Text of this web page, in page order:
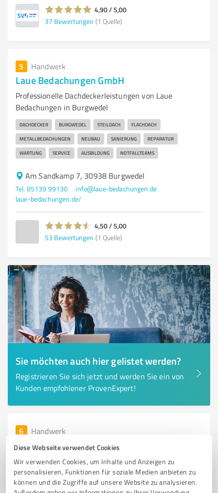
Diese Webseite verwendet Cookies
Wir verwenden Cookies, um Inhalte und Anzeigen zu
personalisieren, Funktionen für soziale Medien anbieten zu
können und die Zugriffe auf unsere Website zu analysieren.
4,90 / 5,00
37 Bewertungen (1 Quelle)
5 Handwerk
Laue Bedachungen GmbH
Professionelle Dachdeckerleistungen von Laue
Bedachungen in Burgwedel
DACHDECKER BURGWEDEL STEILDACH FLACHDACH
METALLBEDACHUNGEN NEUBAU SANIERUNG REPARATUR
WARTUNG SERVICE AUSBILDUNG NOTFALLTEAMS
Am Sandkamp 7, 30938 Burgwedel
Tel. 05139 99130
info@laue-bedachungen.de
laue-bedachungen.de/
4,50 / 5,00
53 Bewertungen (1 Quelle)
Sie möchten auch hier gelistet werden?
Registrieren Sie sich jetzt und werden Sie ein von
Kunden empfohlener ProvenExpert!
6 Handwerk
Goldschmiede Bade
Goldschmiede Bade – Traditioneller Schmuck und
individuelle Beratung im Handwerk
GOLDSCHMIEDE SCHMUCK SILBER RINGE CARLCHEN B.